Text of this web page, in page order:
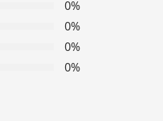
0%
0%
0%
0%